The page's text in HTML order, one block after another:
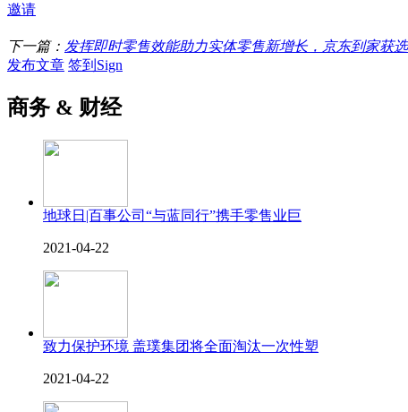
邀请
下一篇： 发挥即时零售效能助力实体零售新增长，京东到家获
发布文章 签到Sign
商务 & 财经
地球日|百事公司“与蓝同行”携手零售业巨
2021-04-22
致力保护环境 盖璞集团将全面淘汰一次性塑
2021-04-22